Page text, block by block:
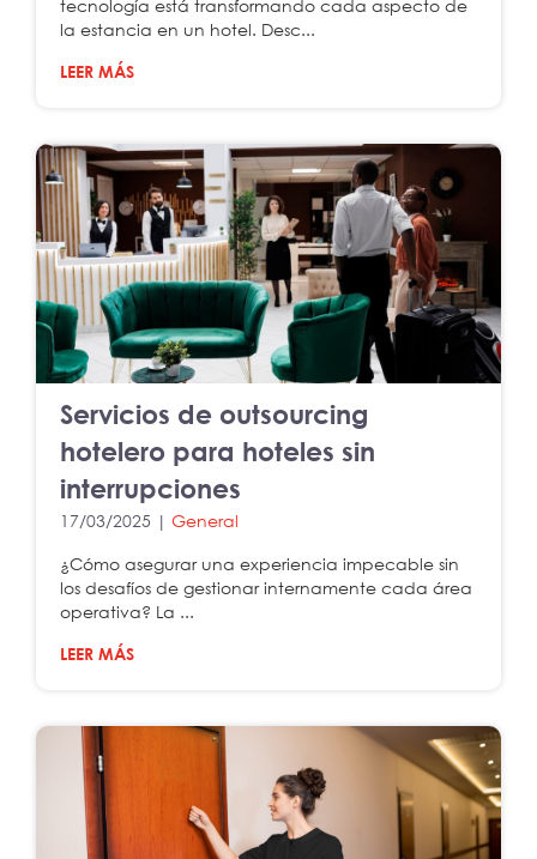
tecnología está transformando cada aspecto de
la estancia en un hotel. Desc...
LEER MÁS
Servicios de outsourcing
hotelero para hoteles sin
interrupciones
17/03/2025 | General
¿Cómo asegurar una experiencia impecable sin
los desafíos de gestionar internamente cada área
operativa? La ...
LEER MÁS